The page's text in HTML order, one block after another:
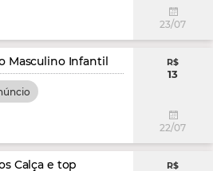
23/07
Masculino Infantil R$
13
22/07
Calça e top R$